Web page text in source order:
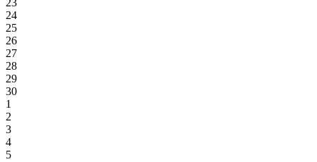
23
24
25
26
27
28
29
30
1
2
3
4
5